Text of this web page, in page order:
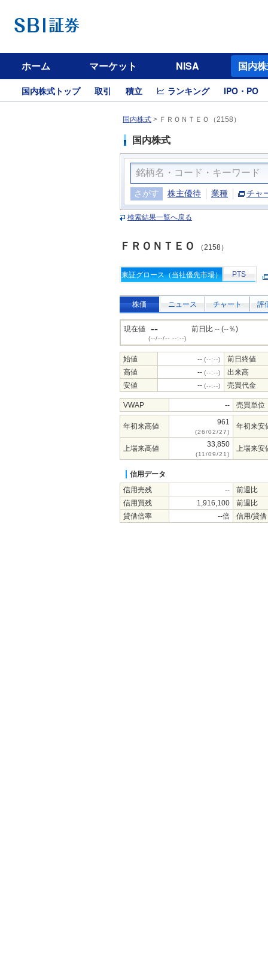
ホーム マーケット NISA 国内
国内株式トップ 取引 積立 ランキング IPO・PO
国内株式 > ＦＲＯＮＴＥＯ（2158）
国内株式
さがす 株主優待 業種 チャ
検索結果一覧へ戻る
ＦＲＯＮＴＥＯ （2158）
東証グロース（当社優先市場） PTS
株価 ニュース チャート 評
現在値 --
(--/--/-- --:--)
前日比 -- (--％)
始値 -- (--:--)
前日終値
高値
-- (--:--)
出来高
安値
-- (--:--) 売買代金
VWAP -- 売買単位
年初来高値 961
(26/02/27)
年初来安
上場来高値 33,850
(11/09/21)
上場来安
信用データ
信用売残
--
前週比
信用買残
1,916,100
前週比
貸借倍率
--倍 信用/貸借